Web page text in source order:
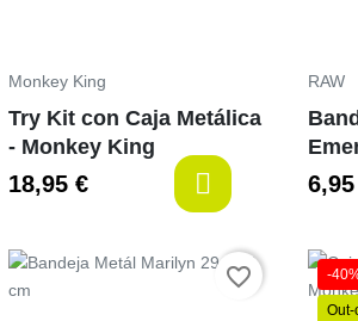
Monkey King
Try Kit con Caja Metálica
- Monkey King
18,95 €
RAW
Preço favorite_border -
Out-